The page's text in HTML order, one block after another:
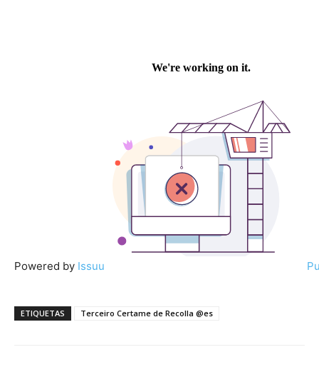
Powered by Issuu
ETIQUETAS Terceiro Certame de Recolla @es